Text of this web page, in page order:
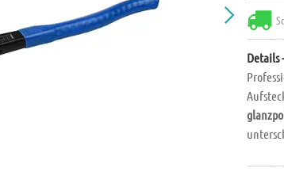
Details -